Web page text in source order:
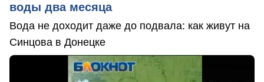
воды два месяца
Вода не доходит даже до подвала: как живут на
Синцова в Донецке